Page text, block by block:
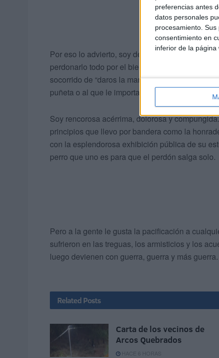
preferencias antes
datos personales
procesamiento.
consentimiento en
inferior de la página
Por eso lo advierto, soy de carácter
perdonarlo todo por el bien común, cuando no
socorrido de “daros la mano y a otra cosa”,
puñeta o al que le importa todo un haba.
Soy rencorosa acérrima, dolorosa y
principios que llevo por bandera como la
con la esplendorosa exhibición pública de su
perro que uno es para que el perdón salga solo.
Pero a la gente le gusta la pacificación a
sufrieron en las treguas, los armisticios y los
luego devienen con guerra, guerra y más guerra.
Related Posts
Carta de los vecinos de
Arcos Quebrados
HACE 6 HORAS